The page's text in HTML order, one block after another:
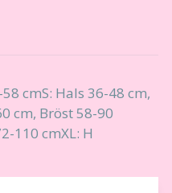
cmS: Hals 36-48 cm,
cm, Bröst 58-90
110 cmXL: H